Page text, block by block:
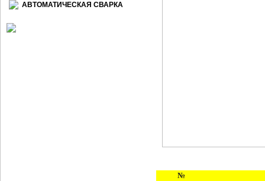
АВТОМАТИЧЕСКАЯ СВАРКА
№